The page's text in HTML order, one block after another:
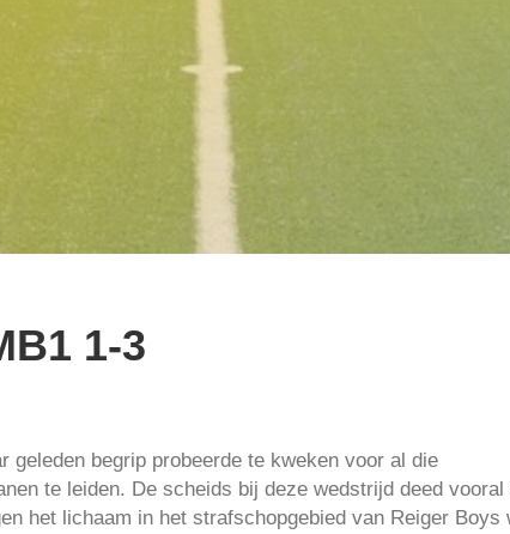
1-3
geleden begrip probeerde te kweken voor al die
te leiden. De scheids bij deze wedstrijd deed vooral
het lichaam in het strafschopgebied van Reiger Boys